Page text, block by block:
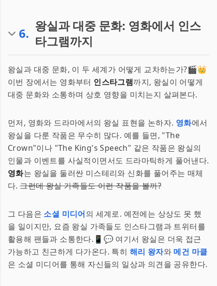
6. 왕실과 대중 문화: 영화에서 인스
타그램까지
왕실과 대중 문화, 이 두 세계가 어떻게 교차하는가?🎬👑
이번 장에서는 영화부터 인스타그램까지, 왕실이 어떻게
대중 문화와 소통하며 상호 영향을 미치는지 살펴본다.
먼저, 영화와 드라마에서의 왕실 표현을 논하자. 영화에서
왕실을 다룬 작품은 무수히 많다. 예를 들면, "The
Crown"이나 "The King's Speech" 같은 작품은 왕실의
인물과 이벤트를 사실적이면서도 드라마틱하게 풀어낸다.
영화는 왕실을 둘러싼 미스테리와 신화를 풀어주는 매체
다.그런데 왕실 가족들도 이런 작품을 볼까?
그 다음은 소셜 미디어의 세계로. 예전에는 상상도 못 했
을 일이지만, 요즘 왕실 가족들도 인스타그램과 트위터를
활용해 팬들과 소통한다.📱💬 여기서 왕실은 더욱 접근
가능하고 친근하게 다가온다. 특히 해리 왕자와 메건 마클
은 소셜 미디어를 통해 자신들의 일상과 의견을 공유한다.